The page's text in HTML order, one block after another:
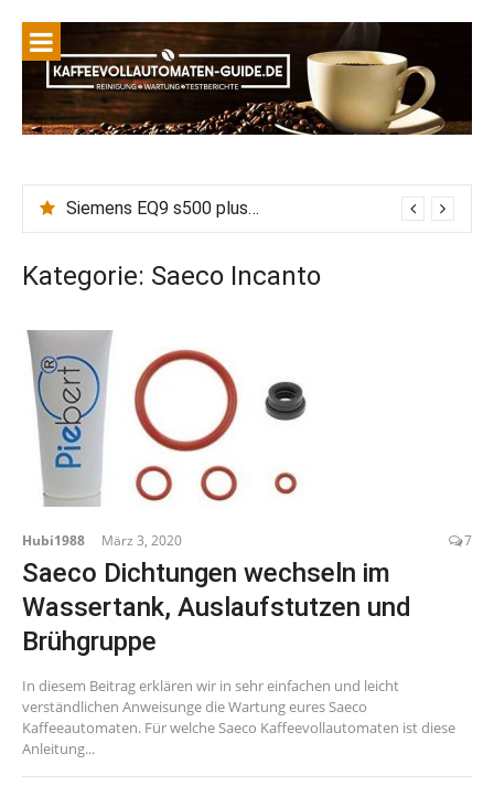
Siemens EQ9 s500 plus connect Wasserhärte einstellen, Entkalken vs Calc n Clean: Wie wirkt die eingestellte Wasserhärte auf Entkalkungszyklen?
Kategorie: Saeco Incanto
Hubi1988 März 3, 2020 7
Saeco Dichtungen wechseln im
Wassertank, Auslaufstutzen und
Brühgruppe
In diesem Beitrag erklären wir in sehr einfachen und leicht
verständlichen Anweisunge die Wartung eures Saeco
Kaffeeautomaten. Für welche Saeco Kaffeevollautomaten ist diese
Anleitung...